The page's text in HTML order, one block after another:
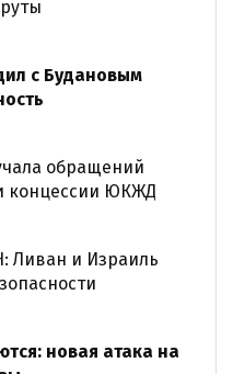
с Будановым
обращений
концессии ЮКЖД
Ливан и Израиль
новая атака на